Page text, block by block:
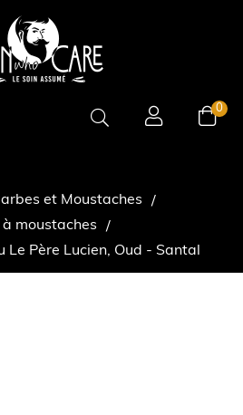
0
et Moustaches
à moustaches
Le Père Lucien, Oud - Santal